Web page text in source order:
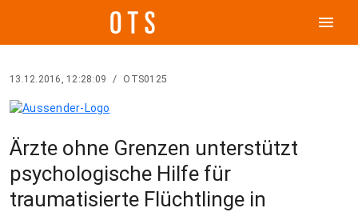
menu
13.12.2016, 12:28:09 / OTS0125
Ärzte ohne Grenzen unterstützt
psychologische Hilfe für
traumatisierte Flüchtlinge in